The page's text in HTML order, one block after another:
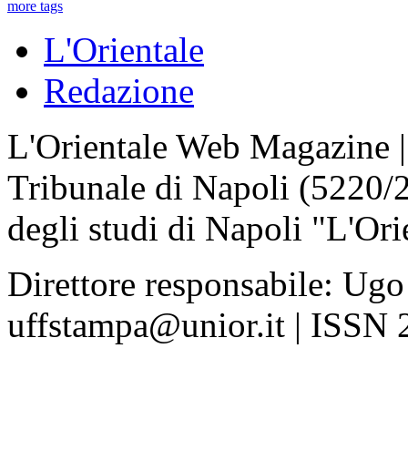
more tags
L'Orientale
Redazione
L'Orientale Web Magazine
Tribunale di Napoli
degli studi di Napoli
Direttore responsabile:
uffstampa@unior.it | ISSN